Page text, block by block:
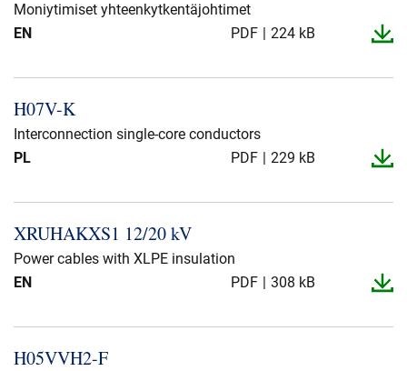
Moniytimiset yhteenkytkentäjohtimet
EN
PDF 224 kB
H07V-​K
Interconnection single-core conductors
PL
PDF 229 kB
XRUHAKXS1 12/20 kV
Power cables with XLPE insulation
EN
PDF 308 kB
H05VVH2-​F